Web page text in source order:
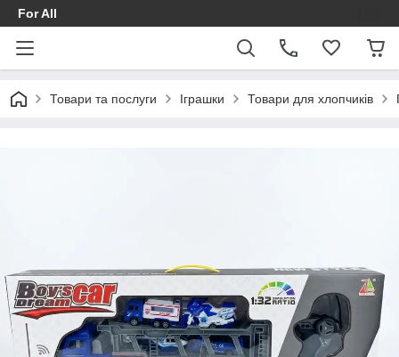
For All
Товари та послуги Іграшки Товари для хлопчиків